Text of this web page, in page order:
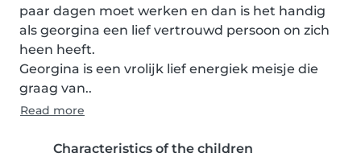
paar dagen moet werken en dan is het handig
als georgina een lief vertrouwd persoon on zich
heen heeft.
Georgina is een vrolijk lief energiek meisje die
graag van..
Read more
Characteristics of the children